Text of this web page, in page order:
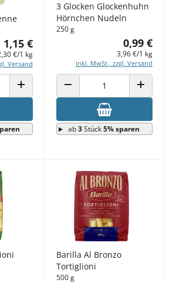
1,15 €
€/1 kg
Versand
ANZAHL ERHÖHEN
3 Glocken Glockenhuhn
Hörnchen Nudeln
250 g
0,99 €
3,96 €/1 kg
inkl. MwSt., zzgl. Versand
ANZAHL VERRINGERN ANZAHL
ab3Stück5% sparen
Barilla Al Bronzo
Tortiglioni
500 g